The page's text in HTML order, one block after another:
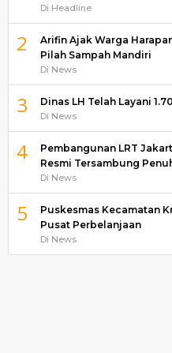
Di Headline
2
Arifin Ajak Warga
Pilah Sampah Mandiri
Di News
3 Dinas LH Telah Layani
Di News
4
Pembangunan LRT
Resmi Tersambung
Di News
5
Puskesmas Kecamatan
Pusat Perbelanjaan
Di News